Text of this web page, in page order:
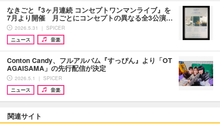
なきごと『3ヶ月連続 コンセプトワンマンライブ』を
7月より開催 月ごとにコンセプトの異なる全3公演…
2026.5.31 ｜ SPICER
ニュース
音楽
Conton Candy、フルアルバム『すっぴん』より「OT
AGAISAMA」の先行配信が決定
2026.5.1 ｜ SPICER
ニュース
音楽
関連サイト